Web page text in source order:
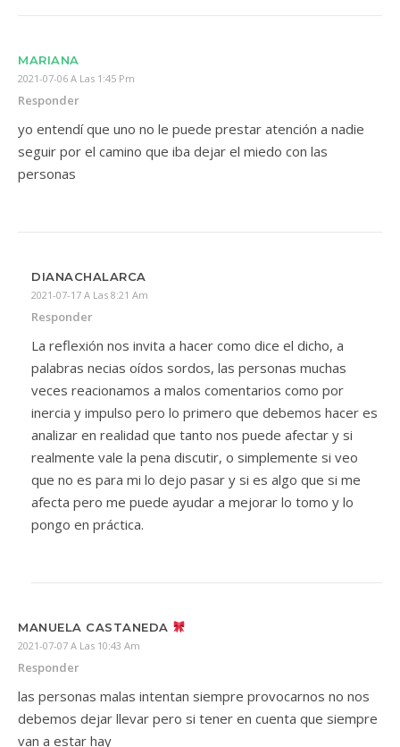
MARIANA
2021-07-06 A Las 1:45 Pm
Responder
yo entendí que uno no le puede prestar atención a nadie
seguir por el camino que iba dejar el miedo con las
personas
DIANACHALARCA
2021-07-17 A Las 8:21 Am
Responder
La reflexión nos invita a hacer como dice el dicho, a
palabras necias oídos sordos, las personas muchas
veces reacionamos a malos comentarios como por
inercia y impulso pero lo primero que debemos hacer es
analizar en realidad que tanto nos puede afectar y si
realmente vale la pena discutir, o simplemente si veo
que no es para mi lo dejo pasar y si es algo que si me
afecta pero me puede ayudar a mejorar lo tomo y lo
pongo en práctica.
MANUELA CASTANEDA
2021-07-07 A Las 10:43 Am
Responder
las personas malas intentan siempre provocarnos no nos
debemos dejar llevar pero si tener en cuenta que siempre
van a estar hay